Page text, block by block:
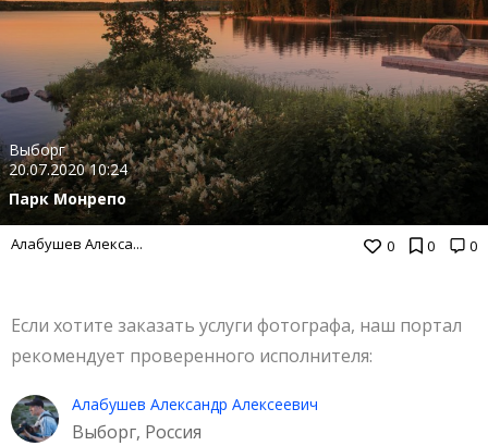
0 0 0
Выборг
20.07.2020 10:24
Парк Монрепо
Алабушев Алекса...
Если хотите заказать услуги фотографа, наш портал
рекомендует проверенного исполнителя:
Алабушев Александр Алексеевич
Выборг, Россия